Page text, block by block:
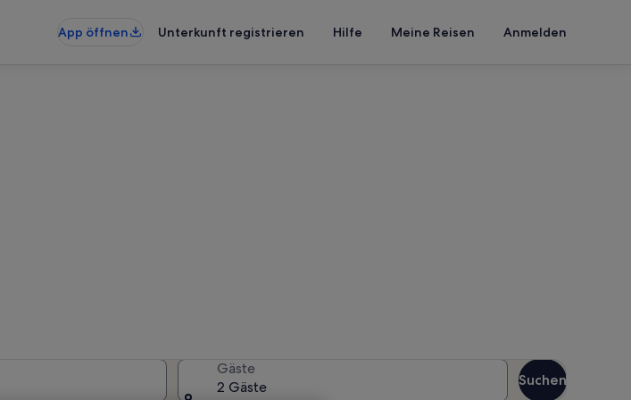
App öffnen
Unterkunft registrieren Hilfe Meine Reisen Anmelden
Gäste
2 Gäste
Suchen